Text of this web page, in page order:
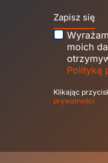
Zapisz się
moich
Polityką
Klikając
prywatności